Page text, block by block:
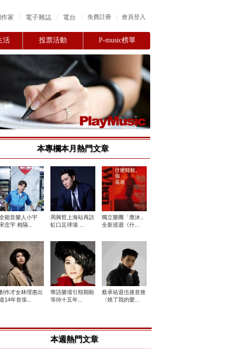
會員登入
免費註冊
家 電子雜誌 電台
活 投票活動 P-music榜單
本專欄本月熱門文章
能音樂人小宇
念宇 相隔...
周興哲上海站再訪
虹口足球場 ...
獨立樂團「塵沐」
全新巡迴《什...
作才女林理惠出
14年首張...
華語樂壇引頸期盼
等待十五年...
蔡承祐退伍後首推
〈燒了我的愛...
本週熱門文章